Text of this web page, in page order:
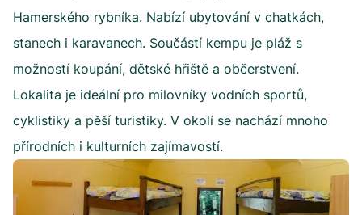
Hamerského rybníka. Nabízí ubytování v chatkách,
stanech i karavanech. Součástí kempu je pláž s
možností koupání, dětské hřiště a občerstvení.
Lokalita je ideální pro milovníky vodních sportů,
cyklistiky a pěší turistiky. V okolí se nachází mnoho
přírodních i kulturních zajímavostí.